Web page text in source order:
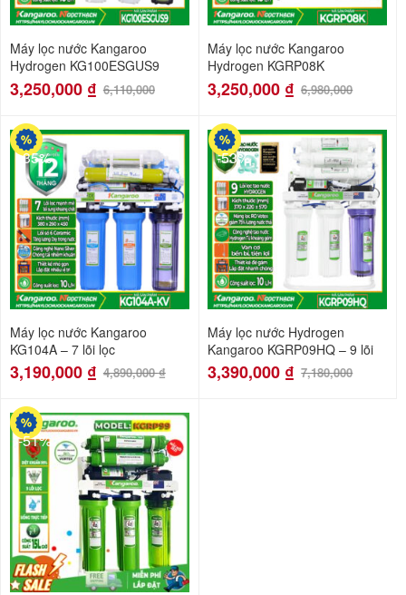
Máy lọc nước Kangaroo
Hydrogen KG100ESGUS9
3,250,000 ₫ 6,110,000
Máy lọc nước Kangaroo
Hydrogen KGRP08K
3,250,000 ₫ 6,980,000
-35%
Máy lọc nước Kangaroo
KG104A – 7 lõi lọc
3,190,000 ₫ 4,890,000₫
-53%
Máy lọc nước Hydrogen
Kangaroo KGRP09HQ – 9 lõi
3,390,000 ₫ 7,180,000
-51%